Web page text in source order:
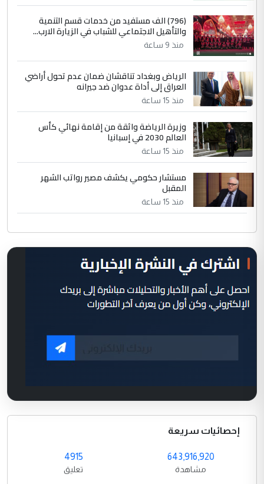
(796) الف مستفيد من خدمات قسم التنمية
والتأهيل الاجتماعي للشباب في الزيارة الارب...
منذ 9 ساعة
الرياض وبغداد تناقشان ضمان عدم تحول أراضي
العراق إلى أداة عدوان ضد جيرانه
منذ 15 ساعة
وزيرة الرياضة واثقة من إقامة نهائي كأس
العالم 2030 في إسبانيا
منذ 15 ساعة
مستشار حكومي يكشف مصير رواتب الشهر
المقبل
منذ 15 ساعة
إحصائيات سريعة
643,916,920
مشاهدة
4915
تعليق